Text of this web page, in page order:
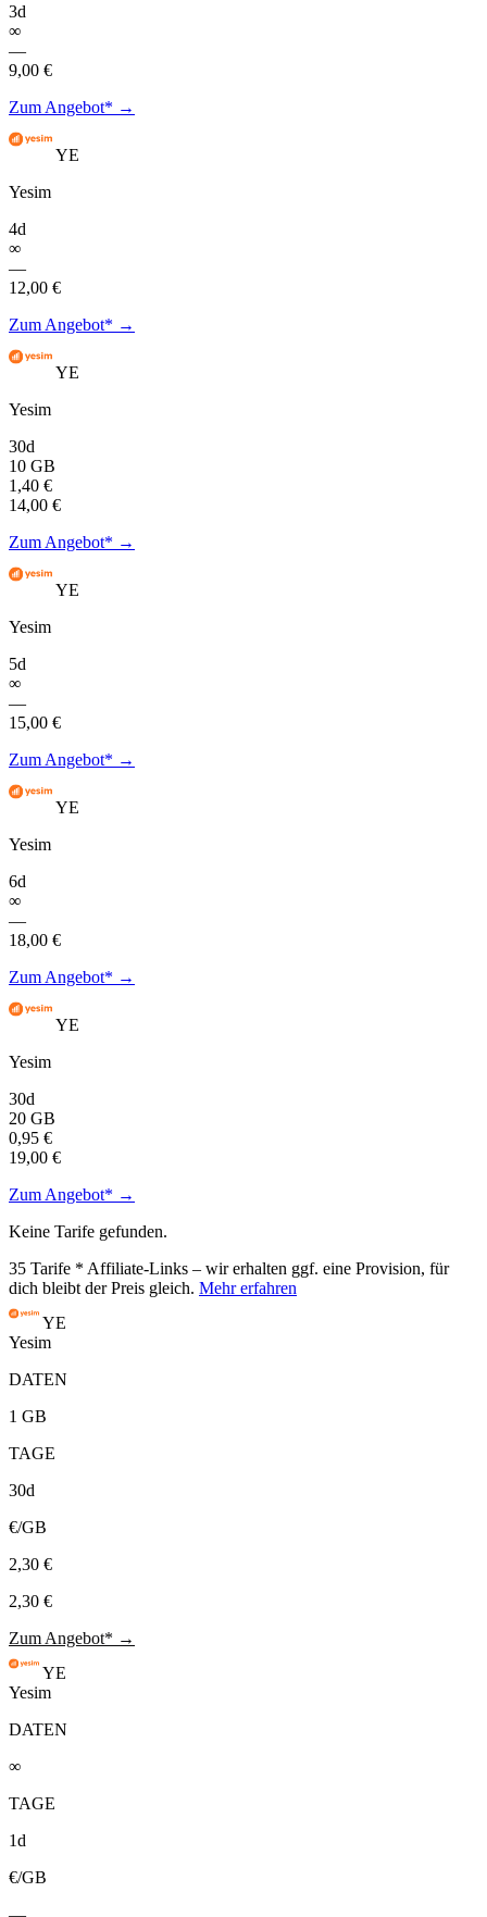
3d
∞
—
9,00 €
Zum Angebot* →
YE
Yesim
4d
∞
—
12,00 €
Zum Angebot* →
YE
Yesim
30d
10 GB
1,40 €
14,00 €
Zum Angebot* →
YE
Yesim
5d
∞
—
15,00 €
Zum Angebot* →
YE
Yesim
6d
∞
—
18,00 €
Zum Angebot* →
YE
Yesim
30d
20 GB
0,95 €
19,00 €
Zum Angebot* →
Keine Tarife gefunden.
35 Tarife * Affiliate-Links – wir erhalten ggf. eine Provision, für
dich bleibt der Preis gleich. Mehr erfahren
YE
Yesim
DATEN
1 GB
TAGE
30d
€/GB
2,30 €
2,30 €
Zum Angebot* →
YE
Yesim
DATEN
∞
TAGE
1d
€/GB